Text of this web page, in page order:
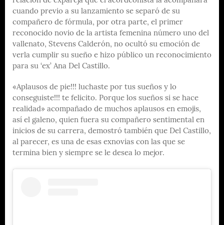
cuando previo a su lanzamiento se separó de su
compañero de fórmula, por otra parte, el primer
reconocido novio de la artista femenina número uno del
vallenato, Stevens Calderón, no ocultó su emoción de
verla cumplir su sueño e hizo público un reconocimiento
para su ‘ex’ Ana Del Castillo.
«Aplausos de pie!!! luchaste por tus sueños y lo
conseguiste!!! te felicito. Porque los sueños si se hace
realidad» acompañado de muchos aplausos en emojis,
así el galeno, quien fuera su compañero sentimental en
inicios de su carrera, demostró también que Del Castillo,
al parecer, es una de esas exnovias con las que se
termina bien y siempre se le desea lo mejor.